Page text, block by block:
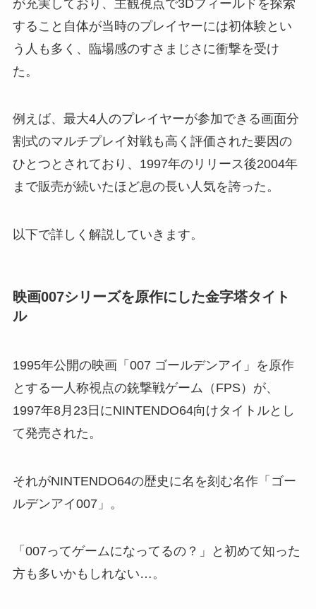
が充実しており、主観視点で3Dフィールドを探索
すること自体が当時のプレイヤーには初体験とい
う人も多く、臨場感のすさまじさに衝撃を受け
た。
例えば、最大4人のプレイヤーが参加できる画面分
割式のマルチプレイ対戦も高く評価された要因の
ひとつとされており、1997年のリリース後2004年
まで販売が続いたほど息の長い人気を誇った。
以下で詳しく解説していきます。
映画007シリーズを原作にした金字塔タイト
ル
1995年公開の映画「007 ゴールデンアイ」を原作
とする一人称視点の銃撃戦ゲーム（FPS）が、
1997年8月23日にNINTENDO64向けタイトルとし
て発売された。
それがNINTENDO64の歴史に名を刻む名作「ゴー
ルデンアイ007」。
「007ってゲームになってるの？」と初めて知った
方も多いかもしれない…。